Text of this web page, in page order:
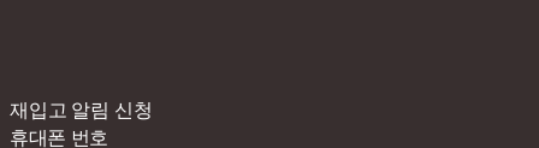
재입고 알림 신청
휴대폰 번호